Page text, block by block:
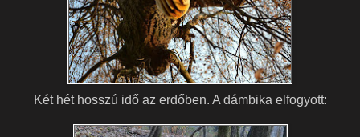
Két hét hosszú idő az erdőben. A dámbika elfogyott: